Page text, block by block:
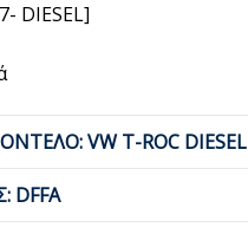
DIESEL]
VW T-ROC DIESEL
DFFA